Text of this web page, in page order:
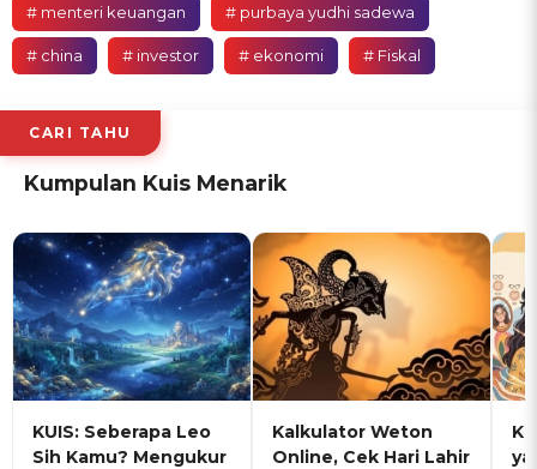
# menteri keuangan # purbaya yudhi sadewa
# china # investor # ekonomi # Fiskal
CARI TAHU
Kumpulan Kuis Menarik
KUIS: Seberapa Leo
Sih Kamu? Mengukur
Kalkulator Weton
Online, Cek Hari Lahir